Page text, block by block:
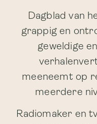
Dagblad van
grappig en
geweldige
meeneemt op
meerdere
Radiomaker en